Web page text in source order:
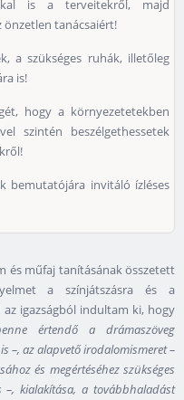
is a terveitekről, majd
tanácsaiért!
a szükséges ruhák, illetőleg
is!
hogy a környezetetekben
szintén beszélgethessetek
bemutatójára invitáló ízléses
és műfaj tanításának összetett
a színjátszásra és a
igazságból indultam ki, hogy
értendő a drámaszöveg
–, az alapvető irodalomismeret–
és megértéséhez szükséges
kialakítása, a továbbhaladást